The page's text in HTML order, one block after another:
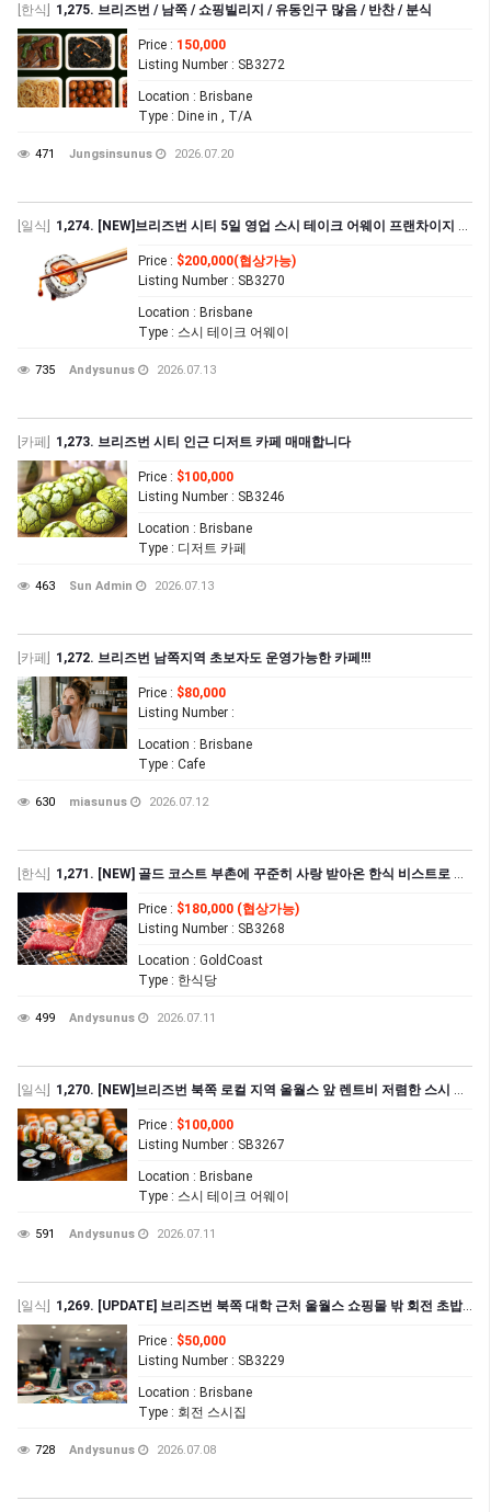
[한식] 1,275. 브리즈번 / 남쪽 / 쇼핑빌리지 / 유동인구 많음 / 반찬 / 분식
Price : 150,000
Listing Number : SB3272
Location : Brisbane
Type : Dine in , T/A
471 Jungsinsunus 2026.07.20
[일식] 1,274. [NEW]브리즈번 시티 5일 영업 스시 테이크 어웨이 프랜차이지 매매
Price : $200,000(협상가능)
Listing Number : SB3270
Location : Brisbane
Type : 스시 테이크 어웨이
735 Andysunus 2026.07.13
[카페] 1,273. 브리즈번 시티 인근 디저트 카페 매매합니다
Price : $100,000
Listing Number : SB3246
Location : Brisbane
Type : 디저트 카페
463 Sun Admin 2026.07.13
[카페] 1,272. 브리즈번 남쪽지역 초보자도 운영가능한 카페!!!
Price : $80,000
Listing Number :
Location : Brisbane
Type : Cafe
630 miasunus 2026.07.12
[한식] 1,271. [NEW] 골드 코스트 부촌에 꾸준히 사랑 받아온 한식 비스트로 매매
Price : $180,000 (협상가능)
Listing Number : SB3268
Location : GoldCoast
Type : 한식당
499 Andysunus 2026.07.11
[일식] 1,270. [NEW]브리즈번 북쪽 로컬 지역 울월스 앞 렌트비 저렴한 스시 테이크 어웨이 집($1,502.57+GST)
Price : $100,000
Listing Number : SB3267
Location : Brisbane
Type : 스시 테이크 어웨이
591 Andysunus 2026.07.11
[일식] 1,269. [UPDATE] 브리즈번 북쪽 대학 근처 울월스 쇼핑몰 밖 회전 초밥집 매매
Price : $50,000
Listing Number : SB3229
Location : Brisbane
Type : 회전 스시집
728 Andysunus 2026.07.08